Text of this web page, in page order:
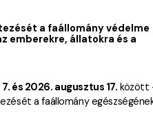
a faállomány védelme
emberekre, állatokra és a
és 2026. augusztus 17. között
a faállomány